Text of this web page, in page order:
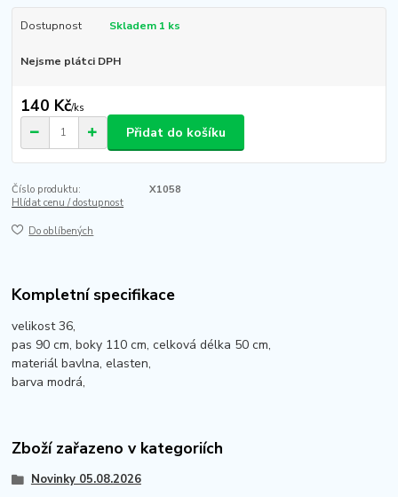
Dostupnost Skladem 1 ks
Nejsme plátci DPH
140 Kč/ks
Přidat do košíku
Číslo produktu:
X1058
Hlídat cenu / dostupnost
Do oblíbených
Kompletní specifikace
velikost 36,
pas 90 cm, boky 110 cm, celková délka 50 cm,
materiál bavlna, elasten,
barva modrá,
Zboží zařazeno v kategoriích
Novinky 05.08.2026